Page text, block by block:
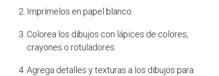
Imprímelos en papel blanco.
Colorea los dibujos con lápices de colores,
crayones o rotuladores.
Agrega detalles y texturas a los dibujos para